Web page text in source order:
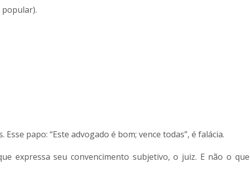
papo: “Este advogado é bom; vence todas”, é falácia.
expressa seu convencimento subjetivo, o juiz. E não o que